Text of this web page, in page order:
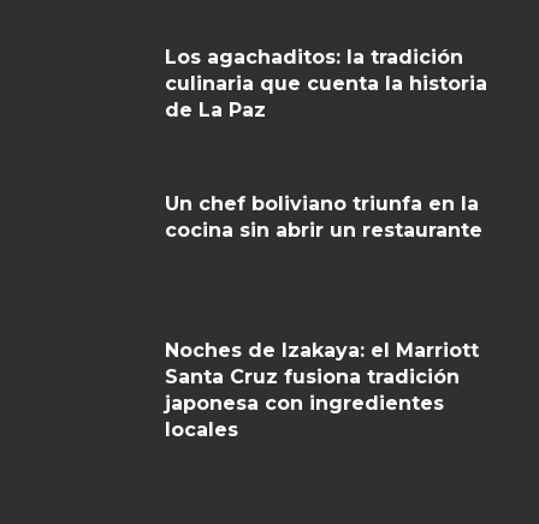
Los agachaditos: la tradición
culinaria que cuenta la historia
de La Paz
Un chef boliviano triunfa en la
cocina sin abrir un restaurante
Noches de Izakaya: el Marriott
Santa Cruz fusiona tradición
japonesa con ingredientes
locales